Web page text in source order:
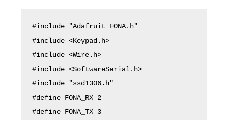
#include "Adafruit_FONA.h"
#include <Keypad.h>
#include <Wire.h>
#include <SoftwareSerial.h>
#include "ssd1306.h"
#define FONA_RX 2
#define FONA_TX 3